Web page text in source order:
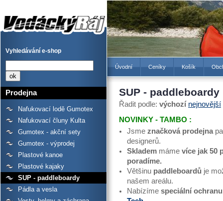
Gumotex, kanoí a kajaků -
Vodácký Ráj
Úvodní Ceníky Košík
Vyhledávání e-shop
Prodejna
Nafukovací lodě Gumotex
Nafukovací čluny Kulta
Gumotex - akční sety
Gumotex - výprodej
Plastové kanoe
Plastové kajaky
SUP - paddleboardy
Pádla a vesla
SUP - paddleboardy
Řadit podle: výchozí nejnovější
NOVINKY - TAMBO :
Jsme značková prodejna
designerů.
Sklademmáme více jak 50
poradíme.
Většinupaddleboardů je
našem areálu.
Nabízíme speciální ochranu